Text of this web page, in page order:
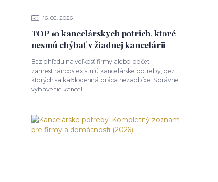
16 06 2026
TOP 10 kancelárskych potrieb, ktoré
nesmú chýbať v žiadnej kancelárii
Bez ohľadu na veľkosť firmy alebo počet
zamestnancov existujú kancelárske potreby, bez
ktorých sa každodenná práca nezaobíde. Správne
vybavenie kancel...